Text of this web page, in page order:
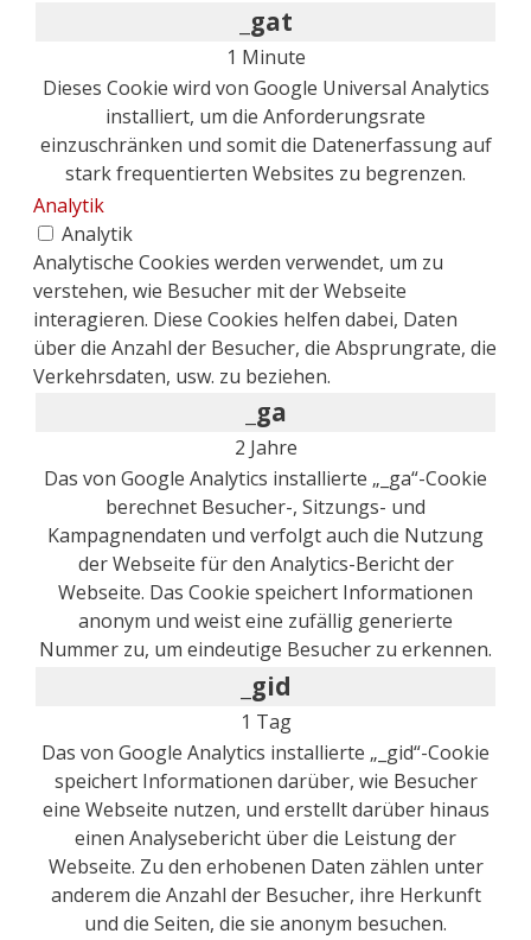
_gat
1 Minute
Dieses Cookie wird von Google Universal Analytics
installiert, um die Anforderungsrate
einzuschränken und somit die Datenerfassung auf
stark frequentierten Websites zu begrenzen.
Analytik
Analytik
Analytische Cookies werden verwendet, um zu
verstehen, wie Besucher mit der Webseite
interagieren. Diese Cookies helfen dabei, Daten
über die Anzahl der Besucher, die Absprungrate, die
Verkehrsdaten, usw. zu beziehen.
_ga
2 Jahre
Das von Google Analytics installierte „_ga“-Cookie
berechnet Besucher-, Sitzungs- und
Kampagnendaten und verfolgt auch die Nutzung
der Webseite für den Analytics-Bericht der
Webseite. Das Cookie speichert Informationen
anonym und weist eine zufällig generierte
Nummer zu, um eindeutige Besucher zu erkennen.
_gid
1 Tag
Das von Google Analytics installierte „_gid“-Cookie
speichert Informationen darüber, wie Besucher
eine Webseite nutzen, und erstellt darüber hinaus
einen Analysebericht über die Leistung der
Webseite. Zu den erhobenen Daten zählen unter
anderem die Anzahl der Besucher, ihre Herkunft
und die Seiten, die sie anonym besuchen.